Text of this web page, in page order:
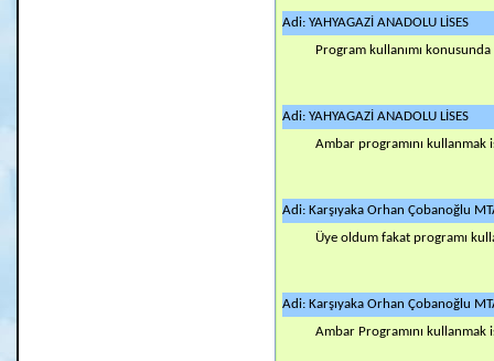
Adi: YAHYAGAZİ ANADOLU LİSES
Program kullanımı
Adi: YAHYAGAZİ ANADOLU LİSES
Ambar programını kullanmak
Adi: Karşıyaka Orhan Çobanoğlu
Üye oldum fakat programı
Adi: Karşıyaka Orhan Çobanoğlu
Ambar Programını kullanmak